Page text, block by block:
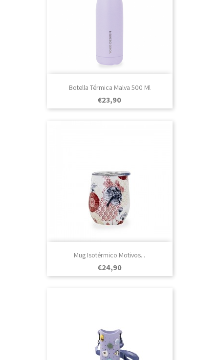
Botella Térmica Malva 500 Ml
Prezo
€23,90
Mug Isotérmico Motivos...
Prezo
€24,90